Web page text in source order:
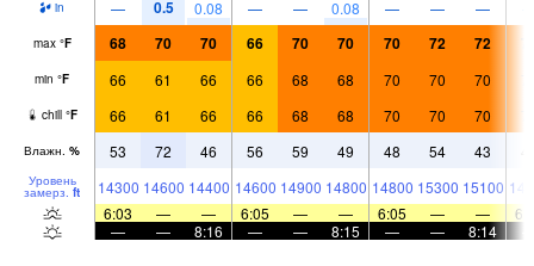
in — 0.5 0.08 — — 0.08 — — —
max °F 68 70 70 66 70 70 70 72 72
min °F 66 61 66 66 68 68 70 70 70
chill °F 66 61 66 66 68 68 70 70 70
Влажн. % 53 72 46 56 59 49 48 54 43
Уровень
замерз. ft 14300 14600 14400 14600 14900 14800 14800 15300 15100
6:03
— — 6:05 — — 6:05 — —
—
— 8:16 — — 8:15 — — 8:14